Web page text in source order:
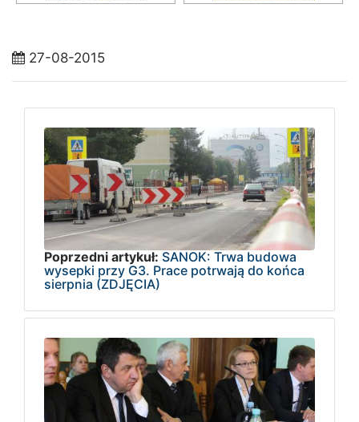
27-08-2015
Poprzedni artykuł: SANOK: Trwa budowa
wysepki przy G3. Prace potrwają do końca
sierpnia (ZDJĘCIA)